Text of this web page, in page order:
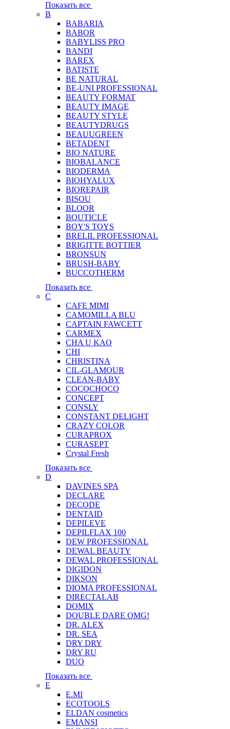
Показать все
B
BABARIA
BABOR
BABYLISS PRO
BANDI
BAREX
BATISTE
BE NATURAL
BE-UNI PROFESSIONAL
BEAUTY FORMAT
BEAUTY IMAGE
BEAUTY STYLE
BEAUTYDRUGS
BEAUUGREEN
BETADENT
BIO NATURE
BIOBALANCE
BIODERMA
BIOHYALUX
BIOREPAIR
BISOU
BLOOR
BOUTICLE
BOY'S TOYS
BRELIL PROFESSIONAL
BRIGITTE BOTTIER
BRONSUN
BRUSH-BABY
BUCCOTHERM
Показать все
C
CAFE MIMI
CAMOMILLA BLU
CAPTAIN FAWCETT
CARMEX
CHA U KAO
CHI
CHRISTINA
CIL-GLAMOUR
CLEAN-BABY
COCOCHOCO
CONCEPT
CONSLY
CONSTANT DELIGHT
CRAZY COLOR
CURAPROX
CURASEPT
Crystal Fresh
Показать все
D
DAVINES SPA
DECLARE
DECODE
DENTAID
DEPILEVE
DEPILFLAX 100
DEW PROFESSIONAL
DEWAL BEAUTY
DEWAL PROFESSIONAL
DIGIDON
DIKSON
DIOMA PROFESSIONAL
DIRECTALAB
DOMIX
DOUBLE DARE OMG!
DR. ALEX
DR. SEA
DRY DRY
DRY RU
DUO
Показать все
E
E.MI
ECOTOOLS
ELDAN cosmetics
EMANSI